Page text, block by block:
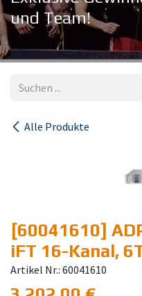
und Team!
Alle Produkte
[60041610]
iFT 16-Kanal,
Artikel Nr.: 60041610